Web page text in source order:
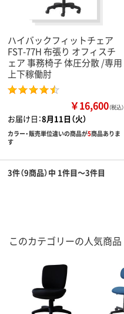
ハイバックフィットチェア
FST-77H 布張り オフィスチ
ェア 事務椅子 体圧分散 /専用
上下稼働肘
￥16,600（税込）
お届け日：8月11日（火）
カラー・販売単位違いの商品が5商品ありま
す
3件（9商品）中 1件目～3件目
このカテゴリーの人気商品